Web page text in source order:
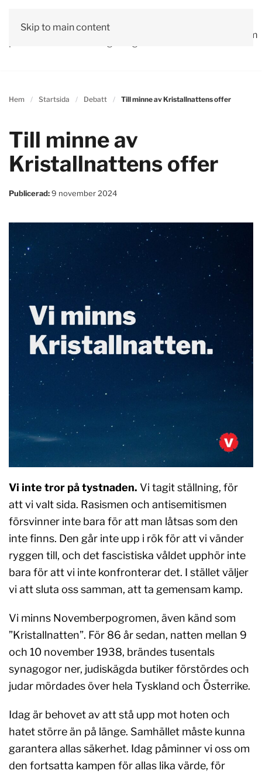
Skip to main content
Vår
Debatt
OmLäs våra
Valprogram
Hem Startsida Debatt Till minne av Kristallnattens offer
Till minne av
Kristallnattens offer
Publicerad:9 november 2024
Vi inte tror på tystnaden. Vi tagit ställning, för
att vi valt sida. Rasismen och antisemitismen
försvinner inte bara för att man låtsas som den
inte finns. Den går inte upp i rök för att vi vänder
ryggen till, och det fascistiska våldet upphör inte
bara för att vi inte konfronterar det. I stället väljer
vi att sluta oss samman, att ta gemensam kamp.
Vi minns Novemberpogromen, även känd som
”Kristallnatten”. För 86 år sedan, natten mellan 9
och 10 november 1938, brändes tusentals
synagogor ner, judiskägda butiker förstördes och
judar mördades över hela Tyskland och Österrike.
Idag är behovet av att stå upp mot hoten och
hatet större än på länge. Samhället måste kunna
garantera allas säkerhet. Idag påminner vi oss om
den fortsatta kampen för allas lika värde, för